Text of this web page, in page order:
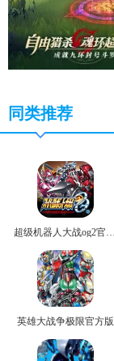
同类推荐
英雄大战争极限官方版